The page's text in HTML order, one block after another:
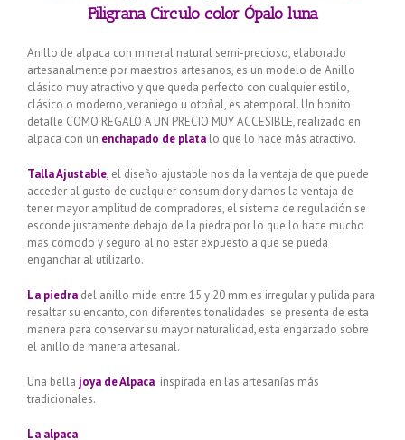
Filigrana Circulo color Ópalo luna
Anillo de alpaca con mineral natural semi-precioso, elaborado
artesanalmente por maestros artesanos, es un modelo de Anillo
clásico muy atractivo y que queda perfecto con cualquier estilo,
clásico o moderno, veraniego u otoñal, es atemporal. Un bonito
detalle COMO REGALO A UN PRECIO MUY ACCESIBLE, realizado en
alpaca con un enchapado de plata lo que lo hace más atractivo.
Talla Ajustable, el diseño ajustable nos da la ventaja de que puede
acceder al gusto de cualquier consumidor y darnos la ventaja de
tener mayor amplitud de compradores, el sistema de regulación se
esconde justamente debajo de la piedra por lo que lo hace mucho
mas cómodo y seguro al no estar expuesto a que se pueda
enganchar al utilizarlo.
La piedra del anillo mide entre 15 y 20 mm es irregular y pulida para
resaltar su encanto, con diferentes tonalidades se presenta de esta
manera para conservar su mayor naturalidad, esta engarzado sobre
el anillo de manera artesanal.
Una bella joya de Alpaca inspirada en las artesanías más
tradicionales.
La alpaca